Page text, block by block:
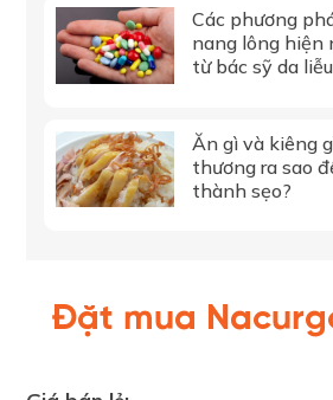
Các phương
nang lông hiện
từ bác sỹ da
Ăn gì và kiêng
thương ra sao
thành sẹo?
Đặt mua